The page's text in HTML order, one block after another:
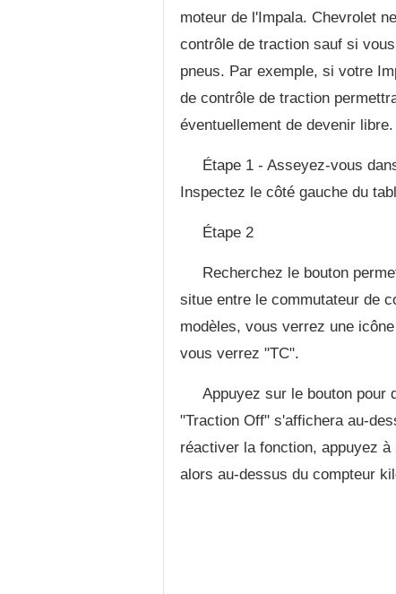
moteur de l'Impala. Chevrolet
contrôle de traction sauf si
pneus. Par exemple, si votre
de contrôle de traction
éventuellement de devenir libre.
Étape 1 - Asseyez-vous
Inspectez le côté gauche du
Étape 2
Recherchez le bouton
situe entre le commutateur de
modèles, vous verrez une
vous verrez "TC".
Appuyez sur le bouton pour
"Traction Off" s'affichera au-
réactiver la fonction, appuyez
alors au-dessus du compteur